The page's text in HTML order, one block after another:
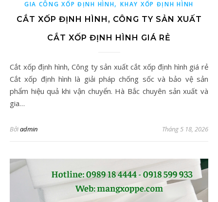
GIA CÔNG XỐP ĐỊNH HÌNH,KHAY XỐP ĐỊNH HÌNH
CẮT XỐP ĐỊNH HÌNH, CÔNG TY SẢN XUẤT
CẮT XỐP ĐỊNH HÌNH GIÁ RẺ
Cắt xốp định hình, Công ty sản xuất cắt xốp định hình giá rẻ
Cắt xốp định hình là giải pháp chống sốc và bảo vệ sản
phẩm hiệu quả khi vận chuyển. Hà Bắc chuyên sản xuất và
gia…
Bởiadmin Tháng 5 18, 2026